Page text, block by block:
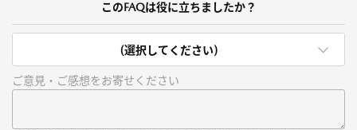
このFAQは役に立ちましたか？
(選択してください)
ご意見・ご感想をお寄せください